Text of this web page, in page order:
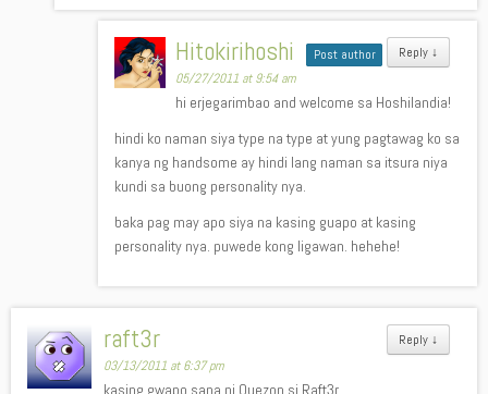
Reply ↓
Hitokirihoshi Post author
05/27/2011 at 9:54 am
hi erjegarimbao and welcome sa Hoshilandia!
hindi ko naman siya type na type at yung pagtawag ko sa
kanya ng handsome ay hindi lang naman sa itsura niya
kundi sa buong personality nya.
baka pag may apo siya na kasing guapo at kasing
personality nya. puwede kong ligawan. hehehe!
Reply ↓
raft3r
03/13/2011 at 6:37 pm
kasing gwapo sana ni Quezon si Raft3r